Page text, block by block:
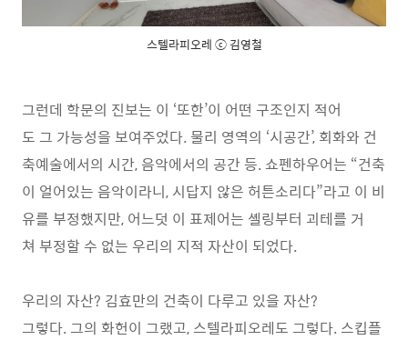
스텔라피오레 ⓒ 김영철
그런데 학문의 진보는 이 ‘또한’이 어떤 구조인지 적어
도 그 가능성을 보여주었다. 물리 영역의 ‘시공간’, 회화와 건
축예술에서의 시간, 음악에서의 공간 등. 쇼펜하우어는 “건축
이 얼어있는 음악이라니, 시답지 않은 허튼소리다”라고 이 비
유를 부정했지만, 어느덧 이 표제어는 셸링부터 괴테를 거
쳐 부정할 수 없는 우리의 지적 자산이 되었다.
우리의 자산? 김효만의 건축이 다루고 있을 자산?
그렇다. 그의 화헌이 그랬고, 스텔라피오레도 그렇다. 스킵플